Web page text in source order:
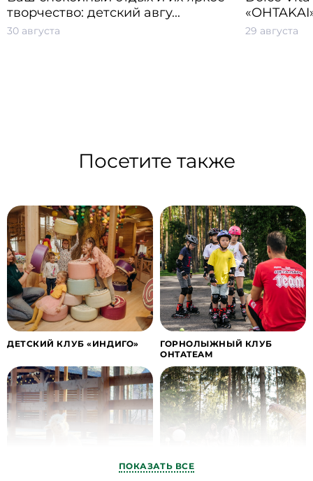
творчество: детский авгу...
30 августа 29 августа
Посетите также
ДЕТСКИЙ КЛУБ «ИНДИГО»
ГОРНОЛЫЖНЫЙ КЛУБ
OHTATEAM
ПОКАЗАТЬ ВСЕ